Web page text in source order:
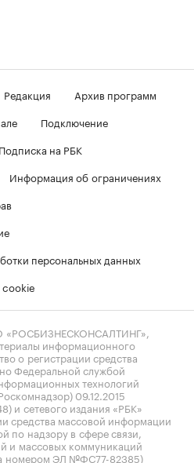
Редакция
Архив программ
Подключение
Подписка на РБК
Информация об ограничениях
персональных данных
cookie
информационного
о регистрации средства
Федеральной службой
технологий
09.12.2015
сетевого издания «РБК»
средства массовой информации
по надзору в сфере связи,
и массовых коммуникаций
номером ЭЛ №ФС77-82385)